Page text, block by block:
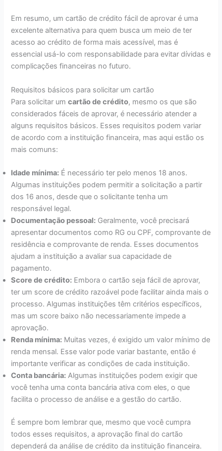
Em resumo, um cartão de crédito fácil de aprovar é uma
excelente alternativa para quem busca um meio de ter
acesso ao crédito de forma mais acessível, mas é
essencial usá-lo com responsabilidade para evitar dívidas e
complicações financeiras no futuro.
Requisitos básicos para solicitar um cartão
Para solicitar umcartão de crédito, mesmo os que são
considerados fáceis de aprovar, é necessário atender a
alguns requisitos básicos. Esses requisitos podem variar
de acordo com a instituição financeira, mas aqui estão os
mais comuns:
Idade mínima: É necessário ter pelo menos 18 anos.
Algumas instituições podem permitir a solicitação a partir
dos 16 anos, desde que o solicitante tenha um
responsável legal.
Documentação pessoal: Geralmente, você precisará
apresentar documentos como RG ou CPF, comprovante de
residência e comprovante de renda. Esses documentos
ajudam a instituição a avaliar sua capacidade de
pagamento.
Score de crédito: Embora o cartão seja fácil de aprovar,
ter um score de crédito razoável pode facilitar ainda mais o
processo. Algumas instituições têm critérios específicos,
mas um score baixo não necessariamente impede a
aprovação.
Renda mínima: Muitas vezes, é exigido um valor mínimo de
renda mensal. Esse valor pode variar bastante, então é
importante verificar as condições de cada instituição.
Conta bancária: Algumas instituições podem exigir que
você tenha uma conta bancária ativa com eles, o que
facilita o processo de análise e a gestão do cartão.
É sempre bom lembrar que, mesmo que você cumpra
todos esses requisitos, a aprovação final do cartão
dependerá da análise de crédito da instituição financeira.